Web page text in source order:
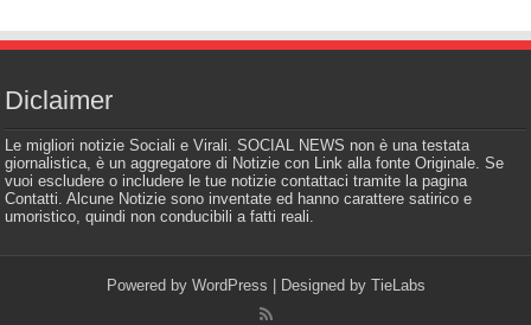
Diclaimer
Le migliori notizie Sociali e Virali. SOCIAL NEWS non è una testata
giornalistica, è un aggregatore di Notizie con Link alla fonte Originale. Se
vuoi escludere o includere le tue notizie contattaci tramite la pagina
Contatti. Alcune Notizie sono inventate ed hanno carattere satirico e
umoristico, quindi non conducibili a fatti reali.
Powered by WordPress | Designed by TieLabs